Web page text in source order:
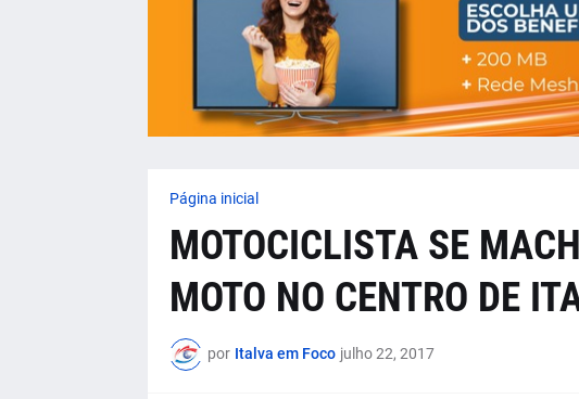
Página inicial
MOTOCICLISTA SE
MOTO NO CENTRO DE
por Italva em Foco julho 22, 2017